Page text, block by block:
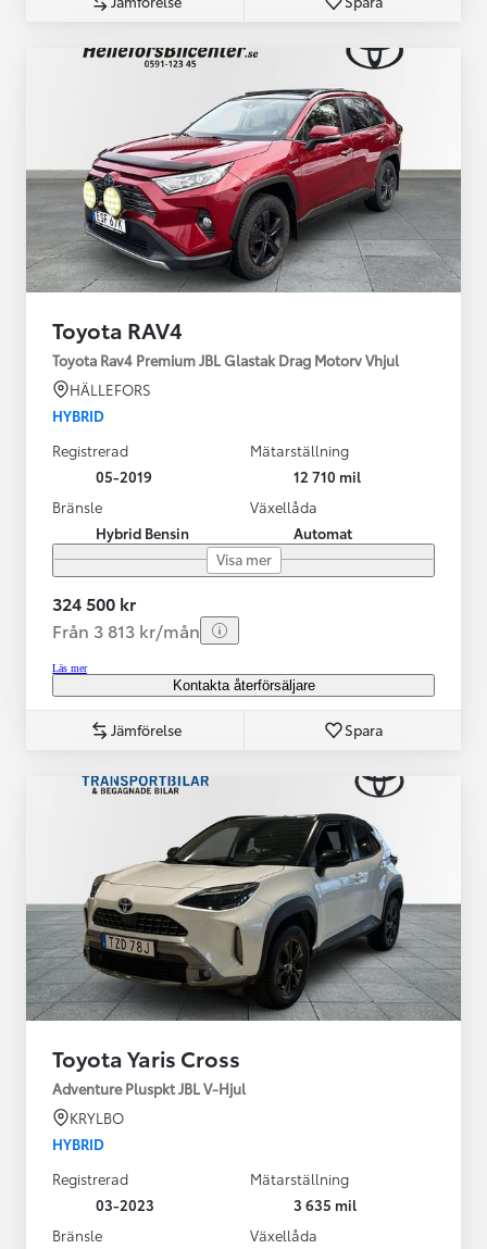
Toyota RAV4
Toyota Rav4 Premium JBL Glastak Drag Motorv Vhjul
HÄLLEFORS
HYBRID
Registrerad
05-2019
Mätarställning
12 710 mil
Bränsle
Hybrid Bensin
Växellåda
Automat
Visa mer
324 500 kr
Från 3 813 kr/mån
Läs mer
Kontakta återförsäljare
Jämförelse Spara
Toyota Yaris Cross
Adventure Pluspkt JBL V-Hjul
KRYLBO
HYBRID
Registrerad
03-2023
Mätarställning
3 635 mil
Bränsle
Växellåda